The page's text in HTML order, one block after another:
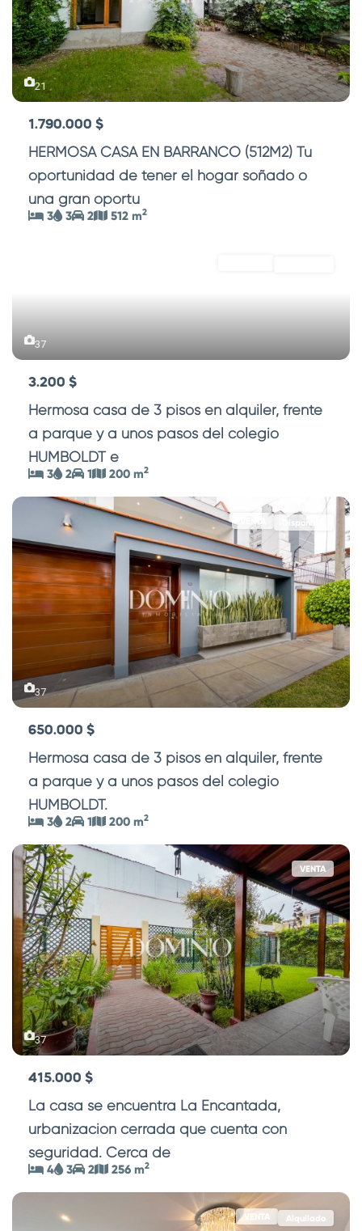
21
1.790.000 $
HERMOSA CASA EN BARRANCO (512M2) Tu
oportunidad de tener el hogar soñado o
una gran oportu
3 3 2 512 m2
37
3.200 $
Hermosa casa de 3 pisos en alquiler, frente
a parque y a unos pasos del colegio
HUMBOLDT e
3 2 1 200 m2
37
Disponible
650.000 $
Hermosa casa de 3 pisos en alquiler, frente
a parque y a unos pasos del colegio
HUMBOLDT.
3 2 1 200 m2
37
VENTA
415.000 $
La casa se encuentra La Encantada,
urbanización cerrada que cuenta con
seguridad. Cerca de
4 3 2 256 m2
VENTA Alquilado